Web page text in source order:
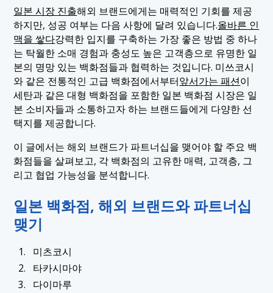
1.6 6. 파르코
1.7 7. 세이부
1.8 8. 뉴오맨
1.9 9. 한큐
1.10 10. 도큐 핸즈
일본 시장 진출해외 브랜드에게는 매력적인 기회를 제공
하지만, 성공 여부는 다음 사항에 달려 있습니다.올바른 인
맥을 쌓다강력한 입지를 구축하는 가장 좋은 방법 중 하나
는 탁월한 소매 경험과 충성도 높은 고객층으로 유명한 일
본의 명망 있는 백화점들과 협력하는 것입니다. 미쓰코시
와 같은 전통적인 고급 백화점에서부터앞서가는 패션이
세탄과 같은 대형 백화점을 포함한 일본 백화점 시장은 일
본 소비자들과 소통하고자 하는 브랜드들에게 다양한 선
택지를 제공합니다.
이 글에서는 해외 브랜드가 파트너십을 맺어야 할 주요 백
화점들을 살펴보고, 각 백화점의 고유한 매력, 고객층, 그
리고 협업 가능성을 분석합니다.
일본 백화점, 해외 브랜드와 파트너십
맺기
미츠코시
타카시마야
다이마루